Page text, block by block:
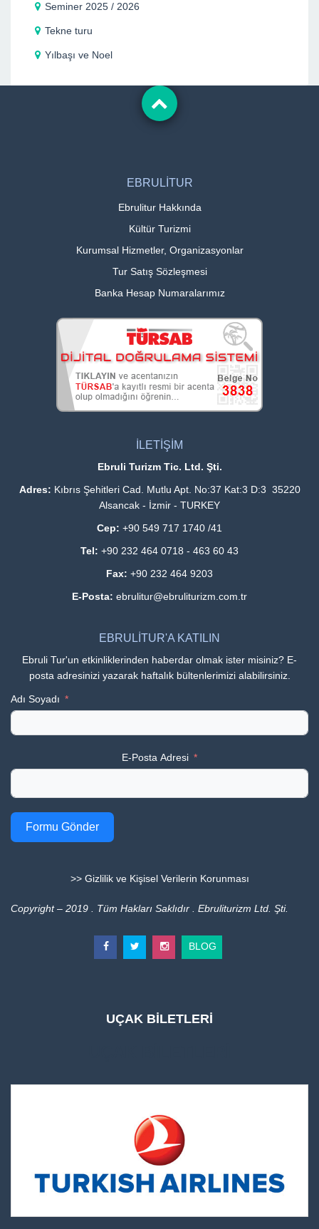
Seminer 2025 / 2026
Tekne turu
Yılbaşı ve Noel
EBRULİTUR
Ebrulitur Hakkında
Kültür Turizmi
Kurumsal Hizmetler, Organizasyonlar
Tur Satış Sözleşmesi
Banka Hesap Numaralarımız
İLETİŞİM
Ebruli Turizm Tic. Ltd. Şti.
Adres: Kıbrıs Şehitleri Cad. Mutlu Apt. No:37 Kat:3 D:3 35220
Alsancak - İzmir - TURKEY
Cep: +90 549 717 1740 /41
Tel: +90 232 464 0718 - 463 60 43
Fax: +90 232 464 9203
E-Posta: ebrulitur@ebruliturizm.com.tr
EBRULİTUR'A KATILIN
Ebruli Tur'un etkinliklerinden haberdar olmak ister misiniz? E-
posta adresinizi yazarak haftalık bültenlerimizi alabilirsiniz.
Adı Soyadı
E-Posta Adresi
Formu Gönder
>> Gizlilik ve Kişisel Verilerin Korunması
Copyright – 2019 . Tüm Hakları Saklıdır . Ebruliturizm Ltd. Şti.
BLOG
UÇAK BİLETLERİ